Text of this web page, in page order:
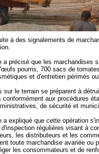
à des signalements de
a précisé que les marchandises
pourris, 700 sacs de
et d'entretien périmés
sur le terrain se préparent à
conformément aux procédures
de sécurité et
a expliqué que cette opération
régulières visant à
les distributeurs et les
toute marchandise avariée ou
les consommateurs et de